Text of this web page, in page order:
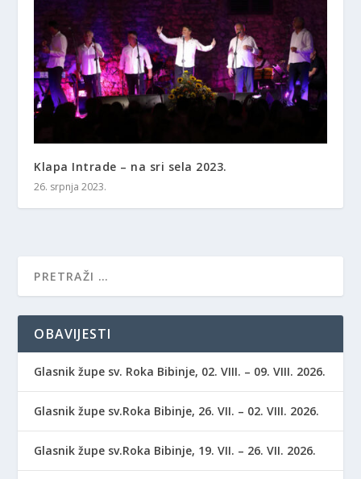
Klapa Intrade – na sri sela 2023.
26. srpnja 2023.
OBAVIJESTI
Glasnik župe sv. Roka Bibinje, 02. VIII. – 09. VIII. 2026.
Glasnik župe sv.Roka Bibinje, 26. VII. – 02. VIII. 2026.
Glasnik župe sv.Roka Bibinje, 19. VII. – 26. VII. 2026.